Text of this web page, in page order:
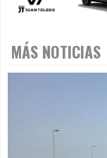
MÁS NOTICIAS